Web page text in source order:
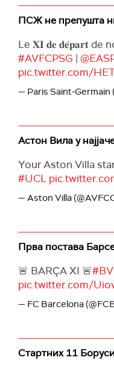
ПСЖ не препушта
Le 𝐗𝐈 𝐝𝐞 𝐝𝐞́𝐩𝐚𝐫𝐭 de
#AVFCPSG |
pic.twitter.com/
— Paris Saint-Germain
Астон Вила у
Your Aston Villa
#UCL
— Aston Villa
Прва постава
🚨 BARÇA XI 🚨
pic.twitter.com/
— FC Barcelona
Стартних 11